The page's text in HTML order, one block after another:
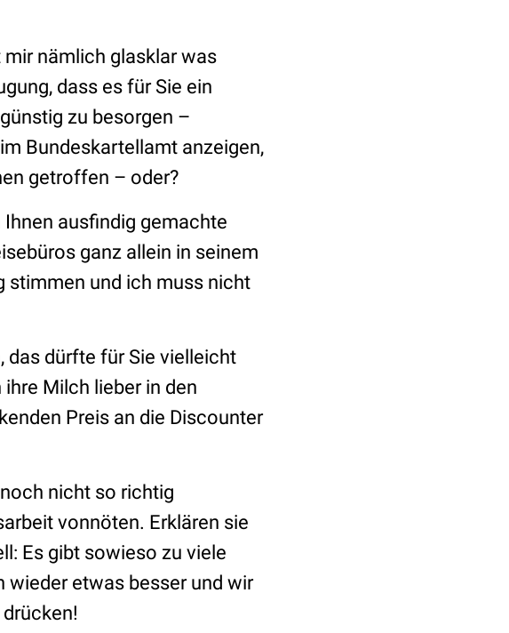
nämlich glasklar was
dass es für Sie ein
zu besorgen –
Bundeskartellamt anzeigen,
getroffen – oder?
ausfindig gemachte
ganz allein in seinem
stimmen und ich muss nicht
das dürfte für Sie vielleicht
Milch lieber in den
Preis an die Discounter
nicht so richtig
vonnöten. Erklären sie
Es gibt sowieso zu viele
wieder etwas besser und wir